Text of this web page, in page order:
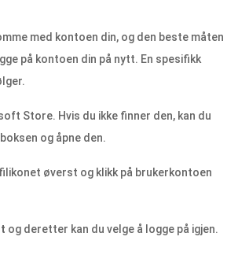
med kontoen din, og den beste måten
på kontoen din på nytt. En spesifikk
Store. Hvis du ikke finner den, kan du
og åpne den.
øverst og klikk på brukerkontoen
og deretter kan du velge å logge på igjen.